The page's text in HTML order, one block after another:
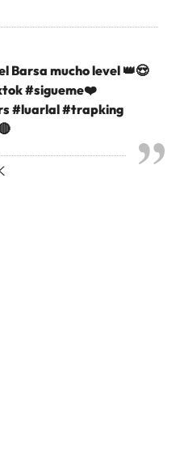
Barsa mucho level 👑😍
#sigueme❤️
#luarlal#trapking